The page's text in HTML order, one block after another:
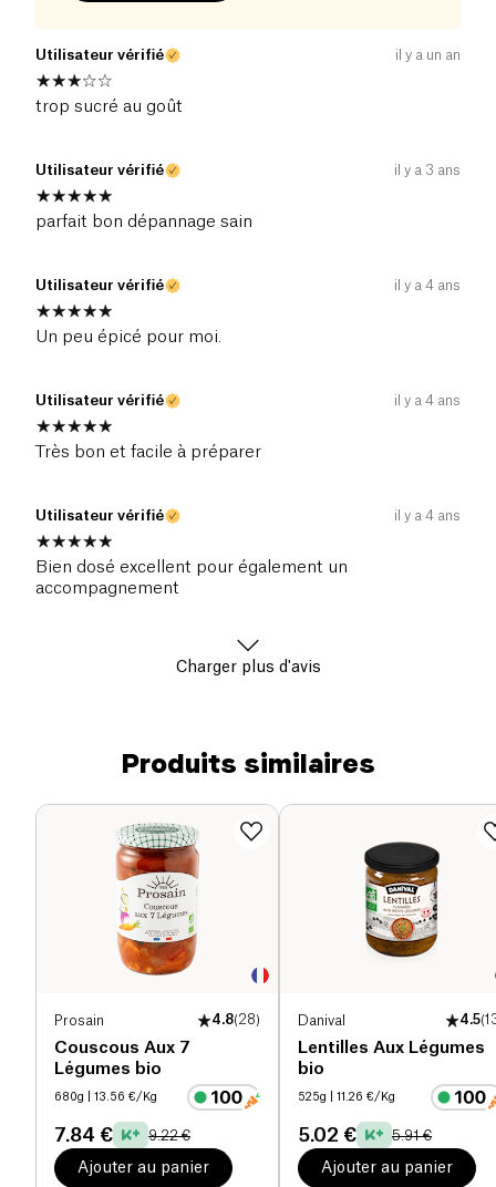
Utilisateur vérifié il y a un an
trop sucré au goût
Utilisateur vérifié il y a 3 ans
parfait bon dépannage sain
Utilisateur vérifié il y a 4 ans
Un peu épicé pour moi.
Utilisateur vérifié il y a 4 ans
Très bon et facile à préparer
Utilisateur vérifié il y a 4 ans
Bien dosé excellent pour également un
accompagnement
Charger plus d'avis
Produits similaires
Prosain 4.8(28)
Couscous Aux 7
Légumes bio
680g | 13.56 €/Kg
7.84 € 9.22 €
Ajouter au panier
Danival 4.5(
Lentilles Aux Légumes
bio
525g | 11.26 €/Kg
5.02 € 5.91 €
Ajouter au panier